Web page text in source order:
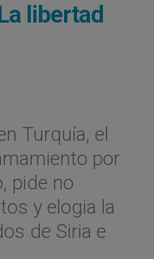
libertad
Turquí­a, el
por
pide no
y elogia la
de Siria e